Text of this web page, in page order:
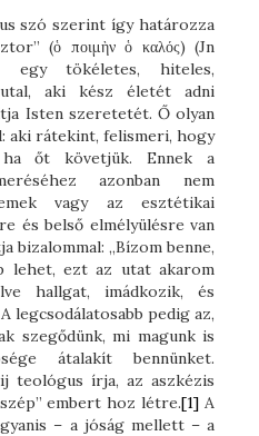
szó szerint így határozza
(ὁ ποιμὴν ὁ καλός) (Jn
egy tökéletes, hiteles,
aki kész életét adni
Isten szeretetét. Ő olyan
aki rátekint, felismeri, hogy
őt követjük. Ennek a
azonban nem
vagy az esztétikai
és belső elmélyülésre van
bizalommal: „Bízom benne,
lehet, ezt az utat akarom
hallgat, imádkozik, és
legcsodálatosabb pedig az,
szegődünk, mi magunk is
átalakít bennünket.
teológus írja, az aszkézis
embert hoz létre.[1] A
– a jóság mellett – a